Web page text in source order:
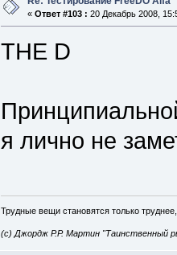
« Ответ #103 : 20 Декабрь 2008,
THE D
я лично не
Трудные вещи становятся только
(с) Джордж Р.Р. Мартин "Таинственный